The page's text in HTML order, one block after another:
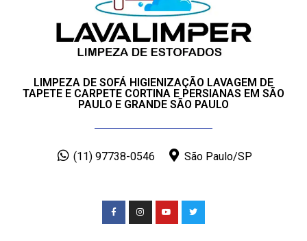
LIMPEZA DE SOFÁ HIGIENIZAÇÃO LAVAGEM DE
TAPETE E CARPETE CORTINA E PERSIANAS EM SÃO
PAULO E GRANDE SÃO PAULO
(11) 97738-0546 São Paulo/SP